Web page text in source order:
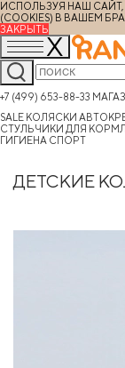
ИСПОЛЬЗУЯ НАШ
(COOKIES) В ВАШЕМ
ЗАКРЫТЬ
+7 (499) 653-88-33
SALE КОЛЯСКИ
СТУЛЬЧИКИ ДЛЯ
ГИГИЕНА СПОРТ
ДЕТСКИЕ